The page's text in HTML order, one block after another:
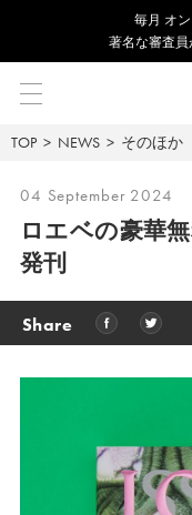
毎⽉ オ
著名な審査
TOP NEWS そのほか
04 September 2024
ロエベの豪華
発刊
Share